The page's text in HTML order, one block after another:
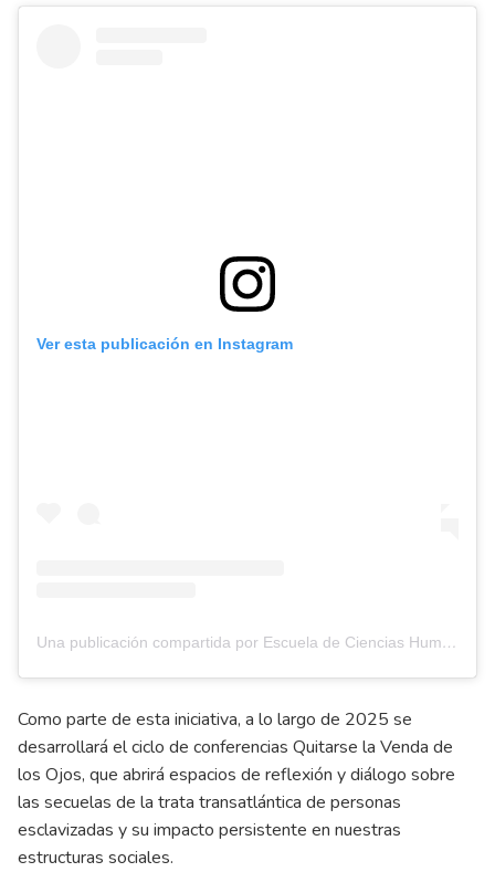
Ver esta publicación en Instagram
Una publicación compartida por Escuela de Ciencias Humanas UR (@ech_ur)
Como parte de esta iniciativa, a lo largo de 2025 se
desarrollará el ciclo de conferencias Quitarse la Venda de
los Ojos, que abrirá espacios de reflexión y diálogo sobre
las secuelas de la trata transatlántica de personas
esclavizadas y su impacto persistente en nuestras
estructuras sociales.